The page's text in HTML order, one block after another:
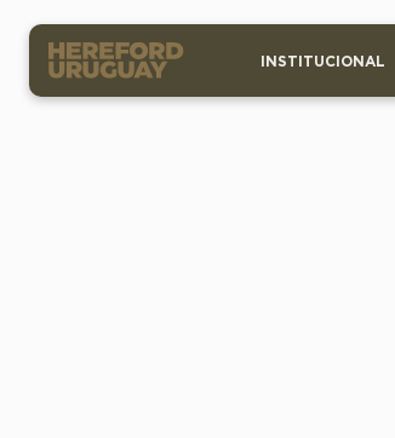
INSTITUCIONAL